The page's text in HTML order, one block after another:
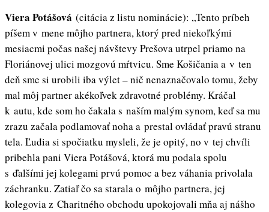
Viera Potášová (citácia z listu nominácie): „Tento príbeh
píšem v mene môjho partnera, ktorý pred niekoľkými
mesiacmi počas našej návštevy Prešova utrpel priamo na
Floriánovej ulici mozgovú mŕtvicu. Sme Košičania a v ten
deň sme si urobili iba výlet – nič nenaznačovalo tomu, žeby
mal môj partner akékoľvek zdravotné problémy. Kráčal
k autu, kde som ho čakala s naším malým synom, keď sa mu
zrazu začala podlamovať noha a prestal ovládať pravú stranu
tela. Ľudia si spočiatku mysleli, že je opitý, no v tej chvíli
pribehla pani Viera Potášová, ktorá mu podala spolu
s ďalšími jej kolegami prvú pomoc a bez váhania privolala
záchranku. Zatiaľ čo sa starala o môjho partnera, jej
kolegovia z Charitného obchodu upokojovali mňa aj nášho